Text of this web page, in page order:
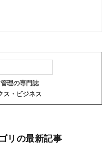
理の専門誌
ス・ビジネス
リの最新記事